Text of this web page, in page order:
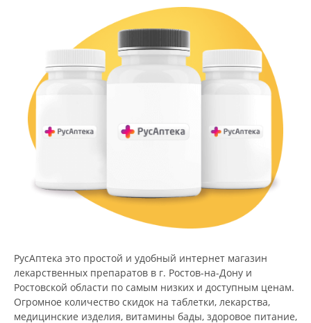
РусАптека это простой и удобный интернет магазин
лекарственных препаратов в г. Ростов-на-Дону и
Ростовской области по самым низких и доступным ценам.
Огромное количество скидок на таблетки, лекарства,
медицинские изделия, витамины бады, здоровое питание,